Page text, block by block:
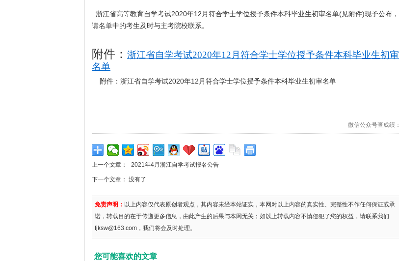
浙江省高等教育自学考试2020年12月符合学士学位授予条件本科毕业生初审名单(见附件)现予公布，
请名单中的考生及时与主考院校联系。
附件 ： 浙江省自学考试2020年12月符合学士学位授予条件本科毕业生初审
名单
附件：浙江省自学考试2020年12月符合学士学位授予条件本科毕业生初审名单
微信公众号查成绩：
上一个文章： 2021年4月浙江自学考试报名公告
下一个文章： 没有了
免责声明： 以上内容仅代表原创者观点，其内容未经本站证实，本网对以上内容的真实性、完整性不作任何保证或承
诺，转载目的在于传递更多信息，由此产生的后果与本网无关；如以上转载内容不慎侵犯了您的权益，请联系我们
fjksw@163.com，我们将会及时处理。
您可能喜欢的文章